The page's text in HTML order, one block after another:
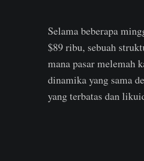
Selama beberapa
$89 ribu, sebuah
mana pasar melemah
dinamika yang sama
yang terbatas dan